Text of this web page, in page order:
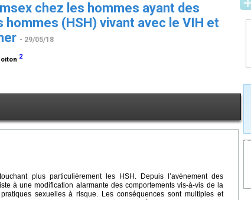
chez les hommes ayant des
(HSH) vivant avec le VIH et
- 29/05/18
2
plus particulièrement les HSH. Depuis l’avènement des
à une modification alarmante des comportements vis-à-vis de la
sexuelles à risque. Les conséquences sont multiples et